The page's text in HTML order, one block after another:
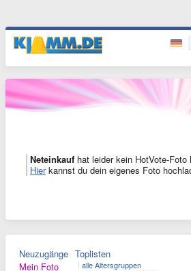
Neteinkauf hat leider kein HotVote-Foto
Hierkannst du dein eigenes Foto
Neuzugänge
Mein Foto
Toplisten
alle Altersgruppen